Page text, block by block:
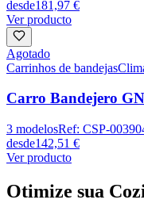
desde181,97 €
Ver producto
Agotado
Carrinhos de bandejas
Carro Bandejero
3 modelosRef: CSP-
desde142,51 €
Ver producto
Otimize sua